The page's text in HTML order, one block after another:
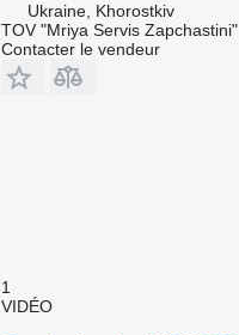
Ukraine, Khorostkiv
TOV "Mriya Servis Zapchastini"
Contacter le vendeur
1
VIDÉO